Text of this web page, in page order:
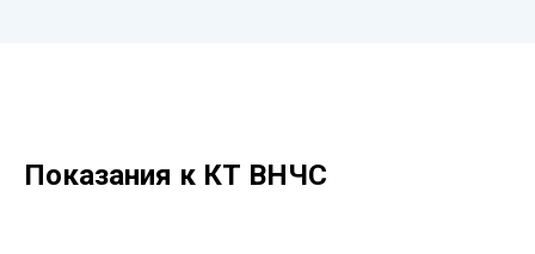
Показания к КТ ВНЧС